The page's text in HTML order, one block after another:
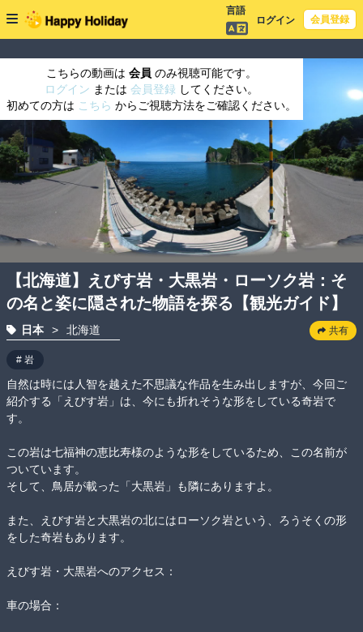
言語
ログイン
会員登録
こちらの動画は 会員 のみ視聴可能です。
ログイン または 会員登録 してください。
初めての方は こちら からご視聴方法をご確認ください。
【北海道】えびす岩・大黒岩・ローソク岩：そ
の名と姿に隠された物語を探る【観光ガイド】
日本 > 北海道 共有
# 岩
自然は時には人智を越えた不思議な作品を生み出しますが、今回ご
紹介する「えびす岩」は、今にも折れそうな形をしている奇岩で
す。
この岩は七福神の恵比寿様のような形をしているため、この名前が
ついています。
そして、鳥居が載った「大黒岩」も隣にありますよ。
また、えびす岩と大黒岩の北にはローソク岩という、ろうそくの形
をした奇岩もあります。
えびす岩・大黒岩へのアクセス：
車の場合：